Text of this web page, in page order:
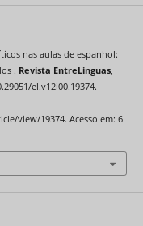
nas aulas de espanhol:
. Revista EntreLinguas,
el.v12i00.19374.
view/19374. Acesso em: 6